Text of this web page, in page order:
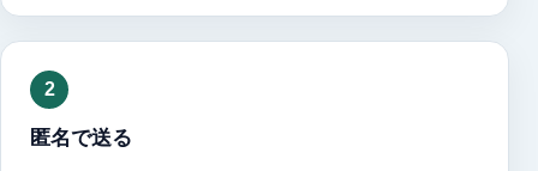
2
匿名で送る